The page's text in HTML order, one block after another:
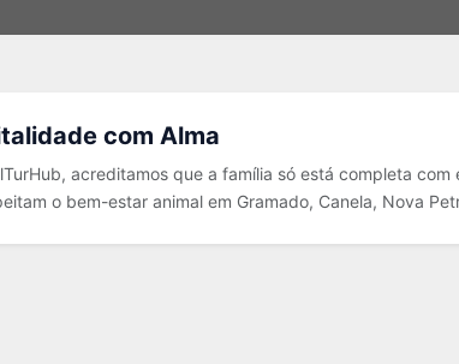
com Alma
acreditamos que a família só está completa com
o bem-estar animal em Gramado, Canela, Nova